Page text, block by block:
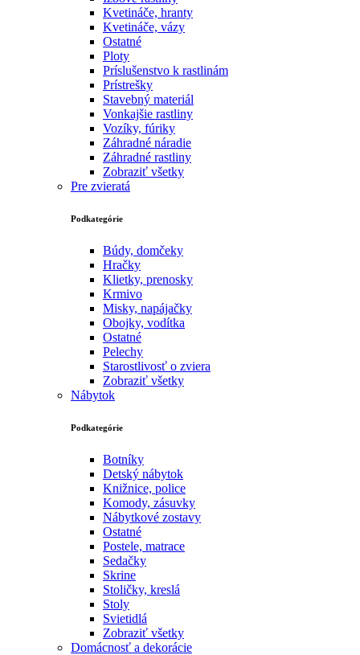
Kvetináče, hranty
Kvetináče, vázy
Ostatné
Ploty
Príslušenstvo k rastlinám
Prístrešky
Stavebný materiál
Vonkajšie rastliny
Vozíky, fúriky
Záhradné náradie
Záhradné rastliny
Zobraziť všetky
Pre zvieratá
Podkategórie
Búdy, domčeky
Hračky
Klietky, prenosky
Krmivo
Misky, napájačky
Obojky, vodítka
Ostatné
Pelechy
Starostlivosť o zviera
Zobraziť všetky
Nábytok
Podkategórie
Botníky
Detský nábytok
Knižnice, police
Komody, zásuvky
Nábytkové zostavy
Ostatné
Postele, matrace
Sedačky
Skrine
Stoličky, kreslá
Stoly
Svietidlá
Zobraziť všetky
Domácnosť a dekorácie